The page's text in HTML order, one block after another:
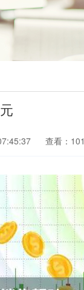
查看：101